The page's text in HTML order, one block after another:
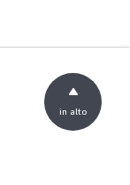
in alto